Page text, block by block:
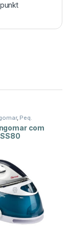
, Peq.
com